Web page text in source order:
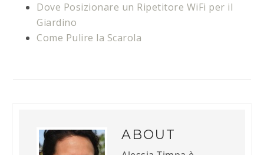
Dove Posizionare un Ripetitore WiFi per il
Giardino
Come Pulire la Scarola
ABOUT